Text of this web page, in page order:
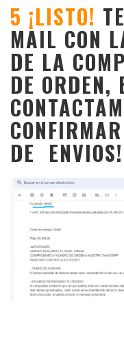
5 ¡LISTO!
MAIL CON
DE LA
DE ORDEN,
DE ENVIOS!